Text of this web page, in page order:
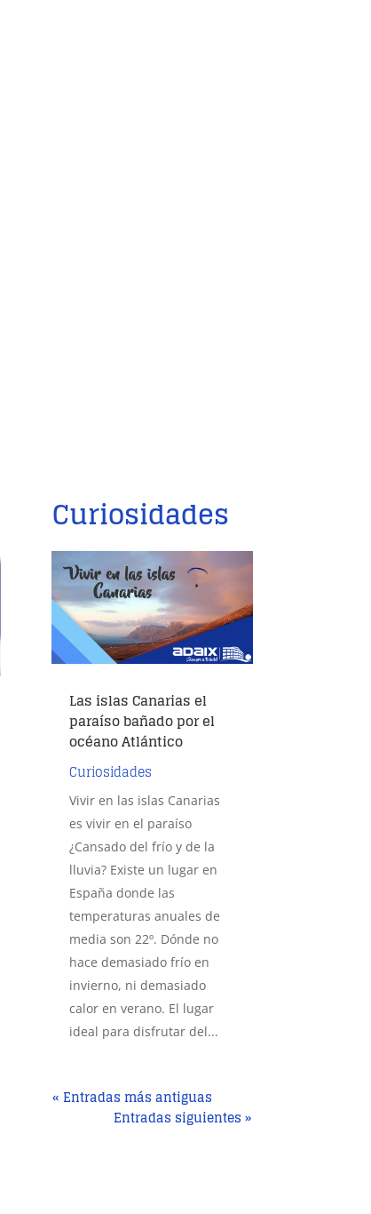
Curiosidades
Las islas Canarias el
paraíso bañado por el
océano Atlántico
Curiosidades
Vivir en las islas Canarias
es vivir en el paraíso
¿Cansado del frío y de la
lluvia? Existe un lugar en
España donde las
temperaturas anuales de
media son 22º. Dónde no
hace demasiado frío en
invierno, ni demasiado
calor en verano. El lugar
ideal para disfrutar del...
« Entradas más antiguas
Entradas siguientes »